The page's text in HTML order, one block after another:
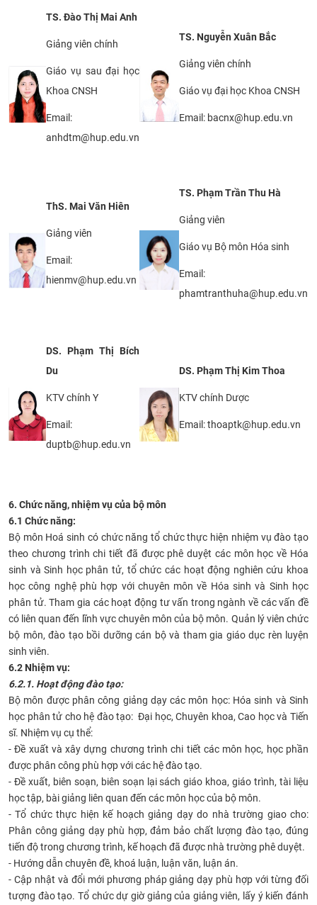
TS. Đào Thị Mai Anh
Giảng viên chính
Giáo vụ sau đại học
Khoa CNSH
Email:
anhdtm@hup.edu.vn
TS. Nguyễn Xuân Bắc
Giảng viên chính
Giáo vụ đại học Khoa CNSH
Email: bacnx@hup.edu.vn
ThS. Mai Văn Hiên
Giảng viên
Email:
hienmv@hup.edu.vn
TS. Phạm Trần Thu Hà
Giảng viên
Giáo vụ Bộ môn Hóa sinh
Email:
phamtranthuha@hup.edu.vn
DS. Phạm Thị Bích
Du
KTV chính Y
Email:
duptb@hup.edu.vn
DS. Phạm Thị Kim Thoa
KTV chính Dược
Email: thoaptk@hup.edu.vn
6. Chức năng, nhiệm vụ của bộ môn
6.1 Chức năng:
Bộ môn Hoá sinh có chức năng tổ chức thực hiện nhiệm vụ đào tạo
theo chương trình chi tiết đã được phê duyệt các môn học về Hóa
sinh và Sinh học phân tử, tổ chức các hoạt động nghiên cứu khoa
học công nghệ phù hợp với chuyên môn về Hóa sinh và Sinh học
phân tử. Tham gia các hoạt động tư vấn trong ngành về các vấn đề
có liên quan đến lĩnh vực chuyên môn của bộ môn. Quản lý viên chức
bộ môn, đào tạo bồi dưỡng cán bộ và tham gia giáo dục rèn luyện
sinh viên.
6.2 Nhiệm vụ:
6.2.1. Hoạt động đào tạo:
Bộ môn được phân công giảng dạy các môn học: Hóa sinh và Sinh
học phân tử cho hệ đào tạo: Đại học, Chuyên khoa, Cao học và Tiến
sĩ. Nhiệm vụ cụ thể:
- Đề xuất và xây dựng chương trình chi tiết các môn học, học phần
được phân công phù hợp với các hệ đào tạo.
- Đề xuất, biên soạn, biên soạn lại sách giáo khoa, giáo trình, tài liệu
học tập, bài giảng liên quan đến các môn học của bộ môn.
- Tổ chức thực hiện kế hoạch giảng dạy do nhà trường giao cho:
Phân công giảng dạy phù hợp, đảm bảo chất lượng đào tạo, đúng
tiến độ trong chương trình, kế hoạch đã được nhà trường phê duyệt.
- Hướng dẫn chuyên đề, khoá luận, luận văn, luận án.
- Cập nhật và đổi mới phương pháp giảng dạy phù hợp với từng đối
tượng đào tạo. Tổ chức dự giờ giảng của giảng viên, lấy ý kiến đánh